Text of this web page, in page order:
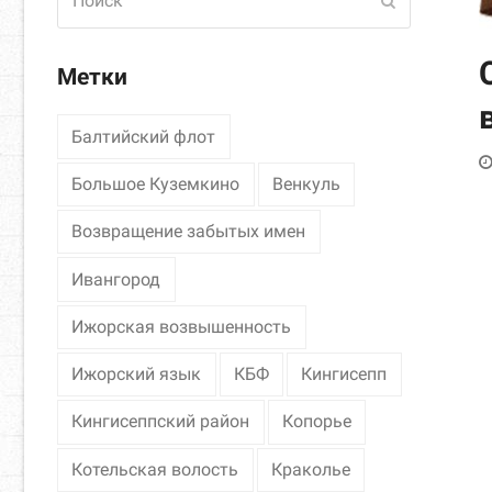
Метки
Балтийский флот
Большое Куземкино Венкуль
Возвращение забытых имен
Ивангород
Ижорская возвышенность
Ижорский язык КБФ Кингисепп
Кингисеппский район Копорье
Котельская волость Краколье